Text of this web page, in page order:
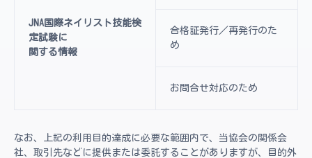
JNA国際ネイリスト技能検
定試験に
関する情報
合格証発行／再発行のた
め
お問合せ対応のため
なお、上記の利用目的達成に必要な範囲内で、当協会の関係会
社、取引先などに提供または委託することがありますが、目的外